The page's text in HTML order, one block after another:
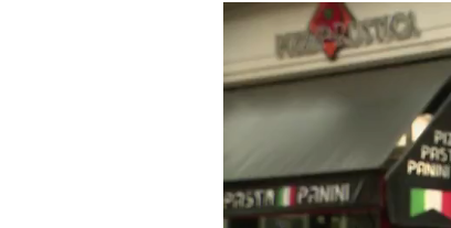
Lecteur
vidéo